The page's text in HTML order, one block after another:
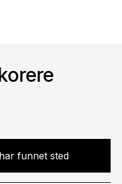
funnet sted